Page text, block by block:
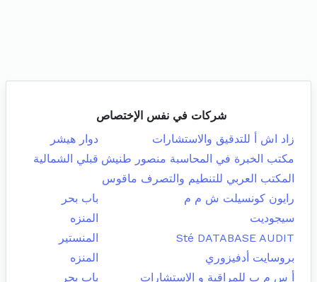
شركات في نفس الإختصاص
زاد اش أ للتدقيق والاستشارات
دوار هيشر
مكتب الخبرة في المحاسبة منصور طنيش قبلي الشمالية
المكتب العربي للتنطيم والتصرف ماقوس
رايون كونسيلت ش م م
باب بحر
سيجوديت
المنزه
Sté DATABASE AUDIT
المنستير
بروسايت أدفيزوري
المنزه
أ س م ب للمراقبة و الاستشارات
باب بحر